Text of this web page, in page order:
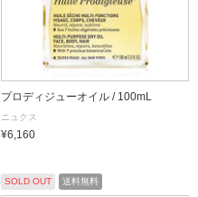
プロディジューオイル / 100mL
ニュクス
¥6,160
SOLD OUT 送料無料